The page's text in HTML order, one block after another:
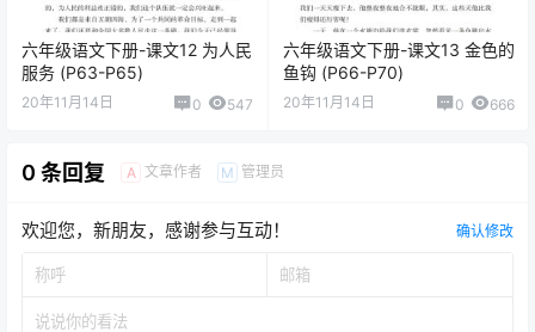
六年级语文下册-课文12 为人民
服务 (P63-P65)
20年11月14日 0 547
六年级语文下册-课文13 金色的
鱼钩 (P66-P70)
20年11月14日 0 666
0 条回复 A 文章作者 M 管理员
欢迎您，新朋友，感谢参与互动！ 确认修改